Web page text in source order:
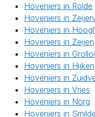
Hoveniers in Rolde
Hoveniers in
Hoveniers in
Hoveniers in Zeijen
Hoveniers in
Hoveniers in Hijken
Hoveniers in
Hoveniers in Vries
Hoveniers in Norg
Hoveniers in Smilde